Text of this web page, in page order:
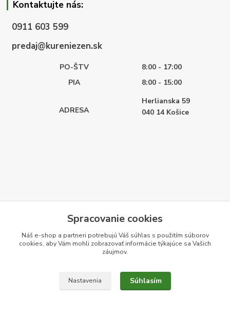
Kontaktujte nás:
0911 603 599
predaj@kureniezen.sk
PO-ŠTV
8:00 - 17:00
PIA
8:00 - 15:00
ADRESA
Herlianska 59
040 14 Košice
Spracovanie cookies
Náš e-shop a partneri potrebujú Váš súhlas s použitím súborov
cookies, aby Vám mohli zobrazovať informácie týkajúce sa Vašich
záujmov.
Nastavenia Súhlasím